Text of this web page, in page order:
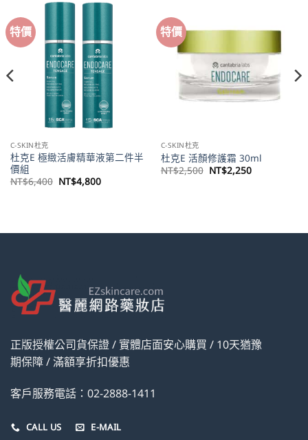
特價
C-SKIN杜克
杜克E 極緻活膚精華液第二件半
價組
NT$6,400 原
NT$4,800目
特價
C-SKIN杜克
杜克E 活顏修護霜 30ml
NT$2,500 原
始
NT$2,250目
前
正版授權公司貨保證 / 實體店面安心購買 / 10天猶豫
期保障 / 滿額享折扣優惠
客戶服務電話：02-2888-1411
CALL US E-MAIL